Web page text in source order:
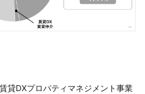
貸DXプロパティマネジメント事業